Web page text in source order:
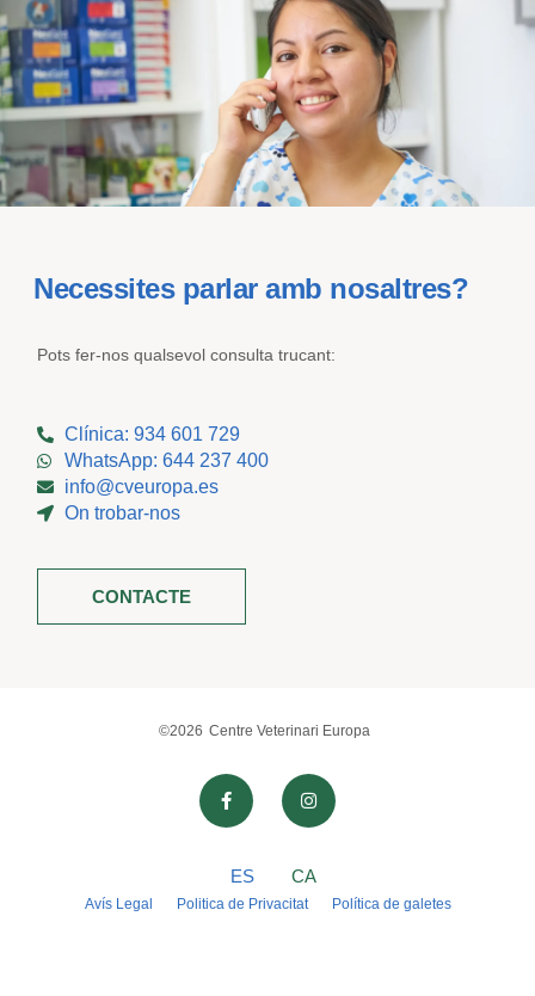
Necessites parlar amb nosaltres?
Pots fer-nos qualsevol consulta trucant:
Clínica: 934 601 729
WhatsApp: 644 237 400
info@cveuropa.es
On trobar-nos
CONTACTE
©2026 Centre Veterinari Europa
ES CA
Avís Legal Politica de Privacitat Política de galetes